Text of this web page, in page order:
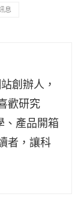
息
創辦人，
歡研究
、產品開箱
者，讓科